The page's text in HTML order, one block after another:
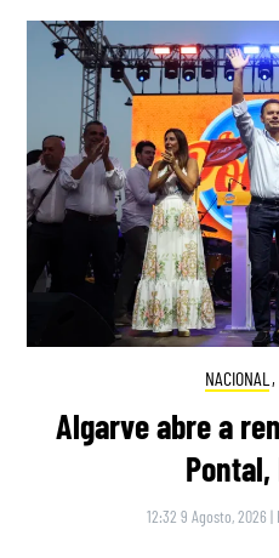
NACIONAL ,
Algarve abre a
Pontal,
12:32 9 Agosto, 2026 |